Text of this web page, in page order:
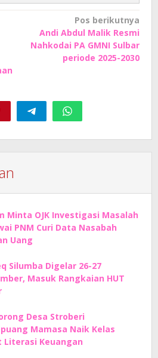
Pos berikutnya
Andi Abdul Malik Resmi
Nahkodai PA GMNI Sulbar
periode 2025-2030
Minta OJK Investigasi Masalah
PNM Curi Data Nasabah
Uang
Silumba Digelar 26-27
Masuk Rangkaian HUT
Desa Stroberi
Mamasa Naik Kelas
Literasi Keuangan